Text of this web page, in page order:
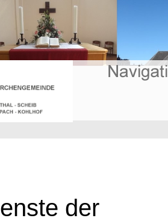
der